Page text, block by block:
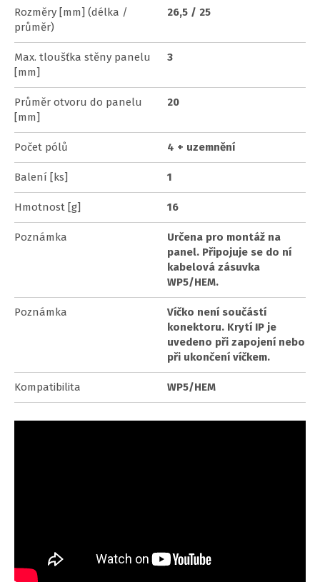
Rozměry [mm] (délka /
průměr)
26,5 / 25
Max. tloušťka stěny panelu
[mm]
3
Průměr otvoru do panelu
[mm]
20
Počet pólů 4 + uzemnění
Balení [ks] 1
Hmotnost [g] 16
Poznámka
Určena pro montáž na
panel. Připojuje se do ní
kabelová zásuvka
WP5/HEM.
Poznámka
Víčko není součástí
konektoru. Krytí IP je
uvedeno při zapojení nebo
při ukončení víčkem.
Kompatibilita WP5/HEM